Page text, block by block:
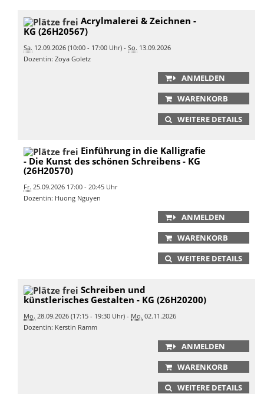
Acrylmalerei & Zeichnen -
KG (26H20567)
Sa. 12.09.2026 (10:00 - 17:00 Uhr) - So. 13.09.2026
Dozentin: Zoya Goletz
ANMELDEN
WARENKORB
WEITERE DETAILS
Einführung in die Kalligrafie
- Die Kunst des schönen Schreibens - KG
(26H20570)
Fr. 25.09.2026 17:00 - 20:45 Uhr
Dozentin: Huong Nguyen
ANMELDEN
WARENKORB
WEITERE DETAILS
Schreiben und
künstlerisches Gestalten - KG (26H20200)
Mo. 28.09.2026 (17:15 - 19:30 Uhr) - Mo. 02.11.2026
Dozentin: Kerstin Ramm
ANMELDEN
WARENKORB
WEITERE DETAILS